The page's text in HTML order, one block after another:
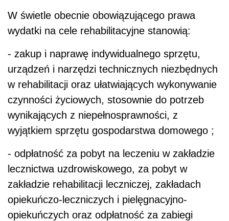
W świetle obecnie obowiązującego prawa
wydatki na cele rehabilitacyjne stanowią:
- zakup i naprawę indywidualnego sprzętu,
urządzeń i narzędzi technicznych niezbędnych
w rehabilitacji oraz ułatwiających wykonywanie
czynności życiowych, stosownie do potrzeb
wynikających z niepełnosprawności, z
wyjątkiem sprzętu gospodarstwa domowego ;
- odpłatność za pobyt na leczeniu w zakładzie
lecznictwa uzdrowiskowego, za pobyt w
zakładzie rehabilitacji leczniczej, zakładach
opiekuńczo-leczniczych i pielęgnacyjno-
opiekuńczych oraz odpłatność za zabiegi